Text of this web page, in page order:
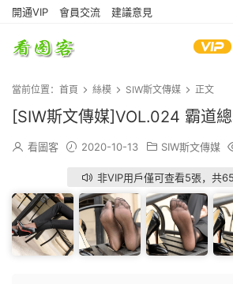
開通VIP 會員交流 建議意見
當前位置： 首頁 絲模 SIW斯文傳媒 正文
[SIW斯文傳媒]VOL.024 霸道
看圖客 2020-10-13 SIW斯文傳媒
非VIP用戶僅可查看5張，共